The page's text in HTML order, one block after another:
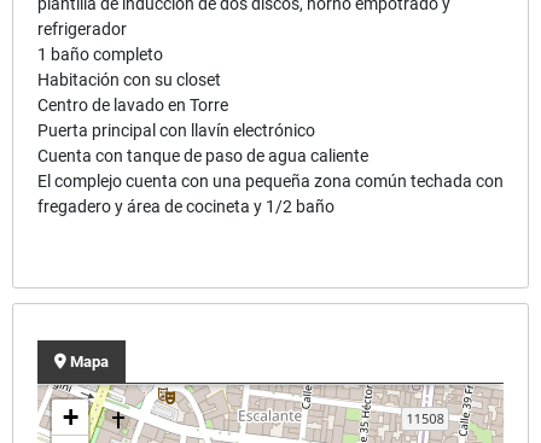
refrigerador
1 baño completo
Habitación con su closet
Centro de lavado en Torre
Puerta principal con llavín electrónico
Cuenta con tanque de paso de agua caliente
El complejo cuenta con una pequeña zona común techada con
fregadero y área de cocineta y 1/2 baño
Mapa
+